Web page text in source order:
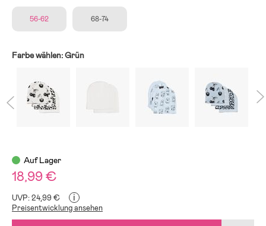
56-62 68-74
Farbe wählen:Grün
Auf Lager
18,99 €
UVP: 24,99 € i
Preisentwicklung ansehen